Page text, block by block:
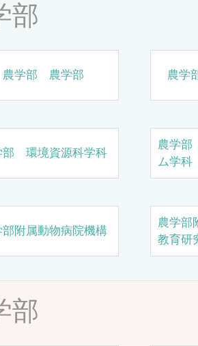
部
農学部 農学部 農学
部 環境資源科学科
農学
ム学科
部附属動物病院機構
農学部
教育研
部